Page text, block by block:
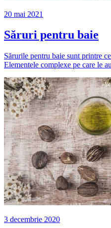
20 mai 2021
Săruri pentru baie
Sărurile pentru baie sunt printre
Elementele complexe pe care le
3 decembrie 2020